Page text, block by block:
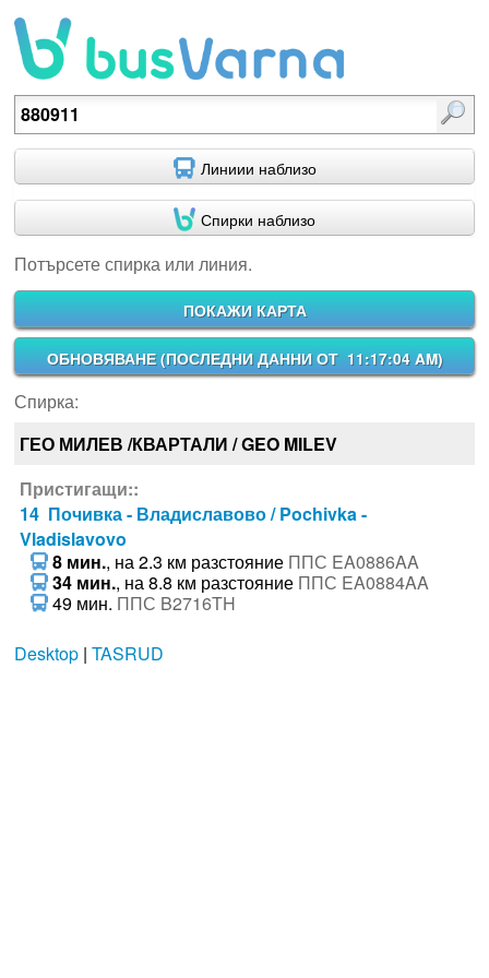
Потърсете спирка или линия.
Линиии наблизо
Спирки наблизо
Потърсете спирка или линия.
ПОКАЖИ КАРТА
ОБНОВЯВАНЕ (ПОСЛЕДНИ ДАННИ ОТ 11:17:04 AM)
Спирка:
ГЕО МИЛЕВ /КВАРТАЛИ / GEO MILEV
Пристигащи::
14 Почивка - Владиславово / Pochivka -
Vladislavovo
8 мин., на 2.3 км разстояние ППС EA0886AA
34 мин., на 8.8 км разстояние ППС EA0884AA
49 мин. ППС B2716TH
Desktop| TASRUD